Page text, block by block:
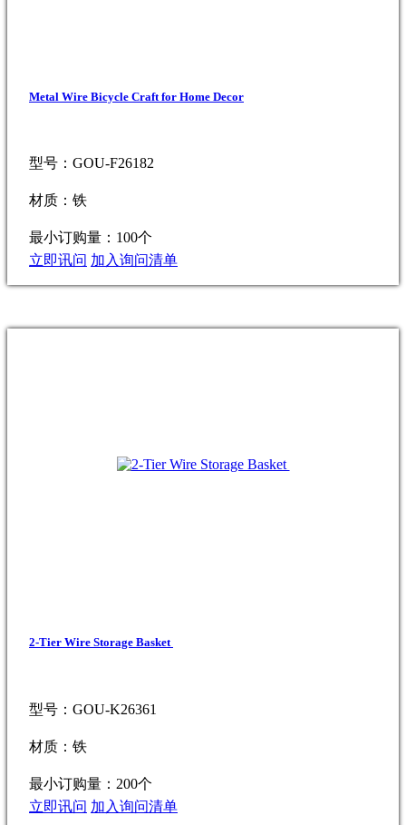
Metal Wire Bicycle Craft for Home Decor
型号：GOU-F26182
材质：铁
最小订购量：100个
立即讯问 加入询问清单
2-Tier Wire Storage Basket
型号：GOU-K26361
材质：铁
最小订购量：200个
立即讯问 加入询问清单